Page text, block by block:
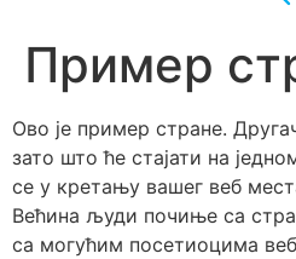
Пример
Ово је пример стране.
зато што ће стајати на
се у кретању вашег веб
Већина људи почиње са
са могућим посетиоцима